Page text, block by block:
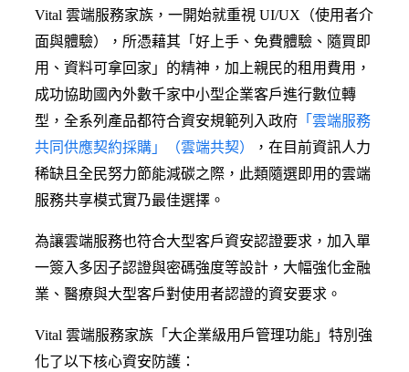
Vital 雲端服務家族，一開始就重視 UI/UX（使用者介
面與體驗），所憑藉其「好上手、免費體驗、隨買即
用、資料可拿回家」的精神，加上親民的租用費用，
成功協助國內外數千家中小型企業客戶進行數位轉
型，全系列產品都符合資安規範列入政府 「雲端服務
共同供應契約採購」（雲端共契）
，在目前資訊人力
稀缺且全民努力節能減碳之際，此類隨選即用的雲端
服務共享模式實乃最佳選擇。
為讓雲端服務也符合大型客戶資安認證要求，加入單
一簽入多因子認證與密碼強度等設計，大幅強化金融
業、醫療與大型客戶對使用者認證的資安要求。
Vital 雲端服務家族「大企業級用戶管理功能」特別強
化了以下核心資安防護：